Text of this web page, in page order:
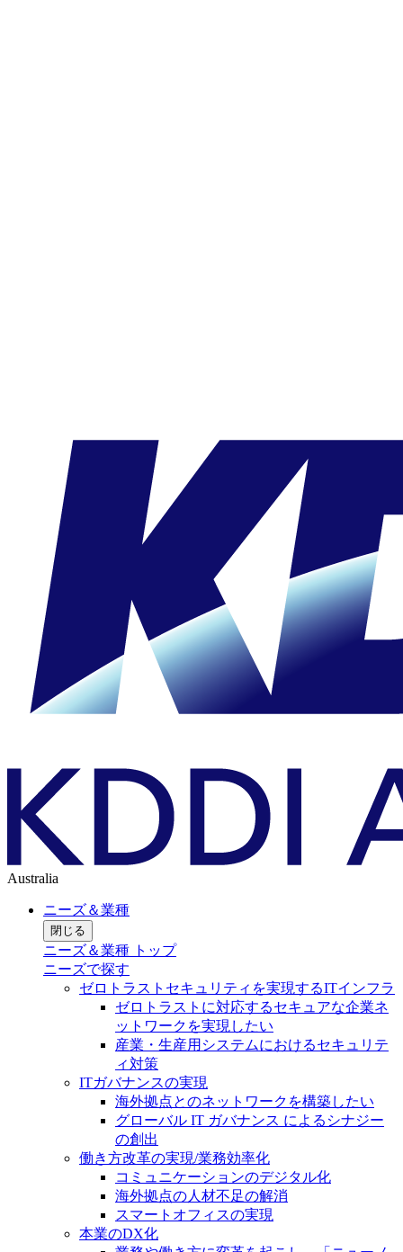
Australia
ニーズ＆業種
閉じる
ニーズ＆業種 トップ
ニーズで探す
ゼロトラストセキュリティを実現するITインフラ
ゼロトラストに対応するセキュアな企業ネ
ットワークを実現したい
産業・生産用システムにおけるセキュリテ
ィ対策
ITガバナンスの実現
海外拠点とのネットワークを構築したい
グローバル IT ガバナンス によるシナジー
の創出
働き方改革の実現/業務効率化
コミュニケーションのデジタル化
海外拠点の人材不足の解消
スマートオフィスの実現
本業のDX化